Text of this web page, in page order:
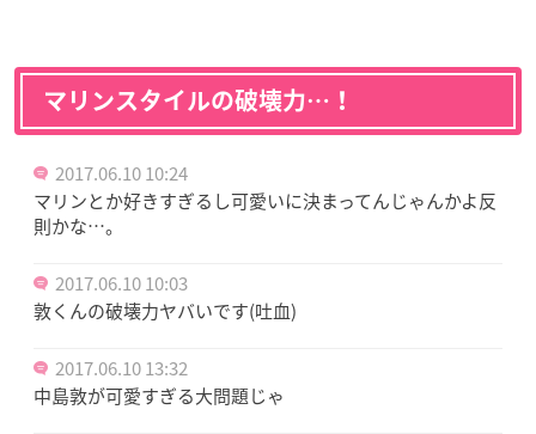
マリンスタイルの破壊力…！
2017.06.10 10:24
マリンとか好きすぎるし可愛いに決まってんじゃんかよ反
則かな…。
2017.06.10 10:03
敦くんの破壊力ヤバいです(吐血)
2017.06.10 13:32
中島敦が可愛すぎる大問題じゃ